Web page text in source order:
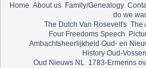
Home About us Family/Genealogy
do we
The Dutch Van Rosevelt's The
Four Freedoms Speech
Ambachtsheerlijkheid Oud- en
History Oud-
Oud Nieuws NL
1783-Ermerins